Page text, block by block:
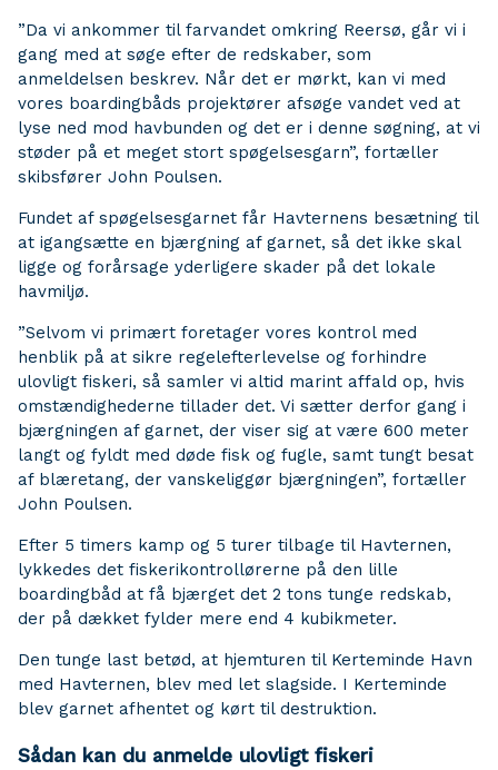
”Da vi ankommer til farvandet omkring Reersø, går vi i
gang med at søge efter de redskaber, som
anmeldelsen beskrev. Når det er mørkt, kan vi med
vores boardingbåds projektører afsøge vandet ved at
lyse ned mod havbunden og det er i denne søgning, at vi
støder på et meget stort spøgelsesgarn”, fortæller
skibsfører John Poulsen.
Fundet af spøgelsesgarnet får Havternens besætning til
at igangsætte en bjærgning af garnet, så det ikke skal
ligge og forårsage yderligere skader på det lokale
havmiljø.
”Selvom vi primært foretager vores kontrol med
henblik på at sikre regelefterlevelse og forhindre
ulovligt fiskeri, så samler vi altid marint affald op, hvis
omstændighederne tillader det. Vi sætter derfor gang i
bjærgningen af garnet, der viser sig at være 600 meter
langt og fyldt med døde fisk og fugle, samt tungt besat
af blæretang, der vanskeliggør bjærgningen”, fortæller
John Poulsen.
Efter 5 timers kamp og 5 turer tilbage til Havternen,
lykkedes det fiskerikontrollørerne på den lille
boardingbåd at få bjærget det 2 tons tunge redskab,
der på dækket fylder mere end 4 kubikmeter.
Den tunge last betød, at hjemturen til Kerteminde Havn
med Havternen, blev med let slagside. I Kerteminde
blev garnet afhentet og kørt til destruktion.
Sådan kan du anmelde ulovligt fiskeri